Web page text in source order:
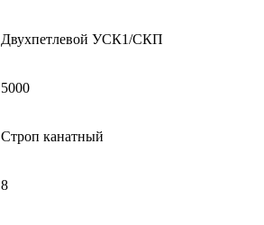
Двухпетлевой УСК1/СКП
5000
Строп канатный
8